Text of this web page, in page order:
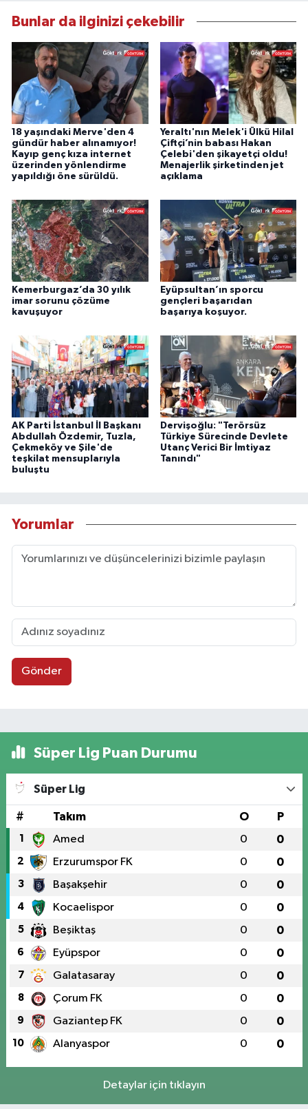
Bunlar da ilginizi çekebilir
18 yaşındaki Merve'den 4
gündür haber alınamıyor!
Kayıp genç kıza internet
üzerinden yönlendirme
yapıldığı öne sürüldü.
Yeraltı'nın Melek'i Ülkü Hilal
Çiftçi’nin babası Hakan
Çelebi'den şikayetçi oldu!
Menajerlik şirketinden jet
açıklama
Kemerburgaz’da 30 yılık
imar sorunu çözüme
kavuşuyor
Eyüpsultan’ın sporcu
gençleri başarıdan
başarıya koşuyor.
AK Parti İstanbul İl Başkanı
Abdullah Özdemir, Tuzla,
Çekmeköy ve Şile'de
teşkilat mensuplarıyla
buluştu
Dervişoğlu: "Terörsüz
Türkiye Sürecinde Devlete
Utanç Verici Bir İmtiyaz
Tanındı"
Yorumlar
Gönder
Süper Lig Puan Durumu
Süper Lig
# Takım O P
1 Amed 0 0
2 Erzurumspor FK 0 0
3 Başakşehir 0 0
4 Kocaelispor 0 0
5 Beşiktaş 0 0
6 Eyüpspor 0 0
7 Galatasaray 0 0
8 Çorum FK 0 0
9 Gaziantep FK 0 0
10 Alanyaspor 0 0
Detaylar için tıklayın